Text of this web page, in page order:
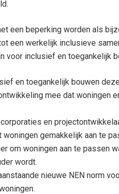
een beperking worden als
een werkelijk inclusieve
voor inclusief en toegankelijk
en toegankelijk bouwen
mee dat woningen
en
woningen gemakkelijk aan te
om woningen aan te passen
wordt.
nieuwe NEN norm